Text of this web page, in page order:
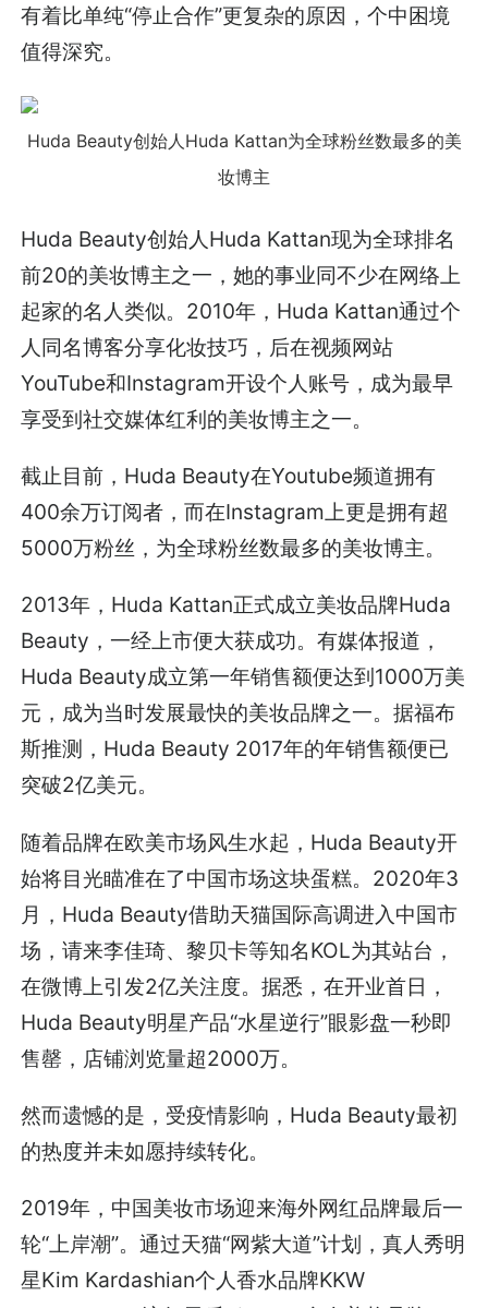
有着比单纯“停止合作”更复杂的原因，个中困境
值得深究。
Huda Beauty创始人Huda Kattan为全球粉丝数最多的美
妆博主
Huda Beauty创始人Huda Kattan现为全球排名
前20的美妆博主之一，她的事业同不少在网络上
起家的名人类似。2010年，Huda Kattan通过个
人同名博客分享化妆技巧，后在视频网站
YouTube和Instagram开设个人账号，成为最早
享受到社交媒体红利的美妆博主之一。
截止目前，Huda Beauty在Youtube频道拥有
400余万订阅者，而在Instagram上更是拥有超
5000万粉丝，为全球粉丝数最多的美妆博主。
2013年，Huda Kattan正式成立美妆品牌Huda
Beauty，一经上市便大获成功。有媒体报道，
Huda Beauty成立第一年销售额便达到1000万美
元，成为当时发展最快的美妆品牌之一。据福布
斯推测，Huda Beauty 2017年的年销售额便已
突破2亿美元。
随着品牌在欧美市场风生水起，Huda Beauty开
始将目光瞄准在了中国市场这块蛋糕。2020年3
月，Huda Beauty借助天猫国际高调进入中国市
场，请来李佳琦、黎贝卡等知名KOL为其站台，
在微博上引发2亿关注度。据悉，在开业首日，
Huda Beauty明星产品“水星逆行”眼影盘一秒即
售罄，店铺浏览量超2000万。
然而遗憾的是，受疫情影响，Huda Beauty最初
的热度并未如愿持续转化。
2019年，中国美妆市场迎来海外网红品牌最后一
轮“上岸潮”。通过天猫“网紫大道”计划，真人秀明
星Kim Kardashian个人香水品牌KKW